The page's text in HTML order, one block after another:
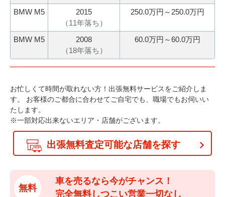
査
申
み
BMW M5
2015
（11年落ち）
250.0万円～250.0万円
BMW M5
2008
（18年落ち）
60.0万円～60.0万円
お忙しくて時間が取れない方！出張無料サービスをご紹介しま
す。
お客様のご都合に合わせてご自宅でも、職場でもお伺いい
たします。
※一部対応出来ないエリア・店舗がございます。
出張無料査定可能な店舗を探す
無料
車を売るなら今がチャンス！
完全無料しつこい営業一切なし